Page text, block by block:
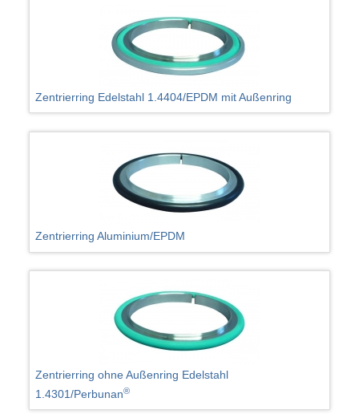
Zentrierring Edelstahl 1.4404/EPDM mit Außenring
Zentrierring Aluminium/EPDM
Zentrierring ohne Außenring Edelstahl
1.4301/Perbunan®